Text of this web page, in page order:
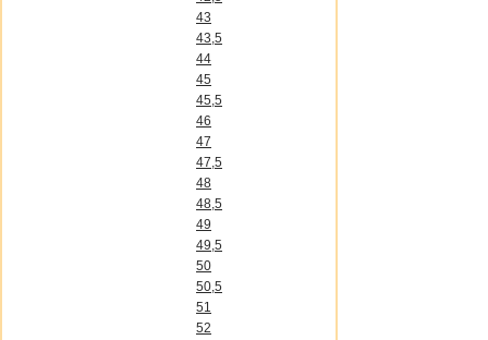
43
43,5
44
45
45,5
46
47
47,5
48
48,5
49
49,5
50
50,5
51
52